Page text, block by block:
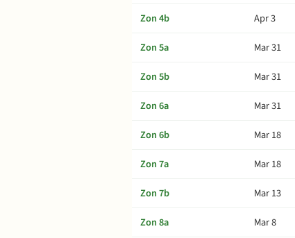
Zon 4b
Apr 3
Zon 5a
Mar 31
Zon 5b
Mar 31
Zon 6a
Mar 31
Zon 6b
Mar 18
Zon 7a
Mar 18
Zon 7b
Mar 13
Zon 8a
Mar 8